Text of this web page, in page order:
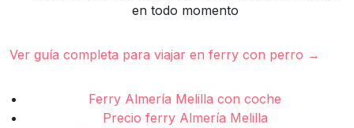
en todo momento
Ver guía completa para viajar en ferry con perro →
Ferry Almería Melilla con coche
Precio ferry Almería Melilla